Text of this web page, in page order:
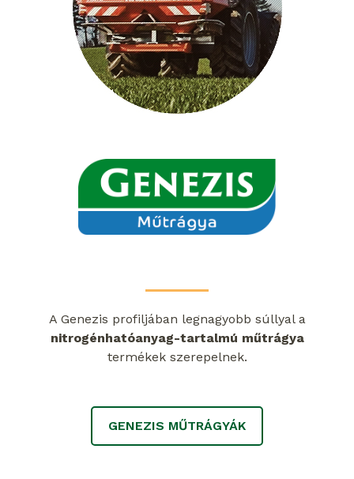
A Genezis profiljában legnagyobb súllyal a
nitrogénhatóanyag-tartalmú műtrágya
termékek szerepelnek.
GENEZIS MŰTRÁGYÁK